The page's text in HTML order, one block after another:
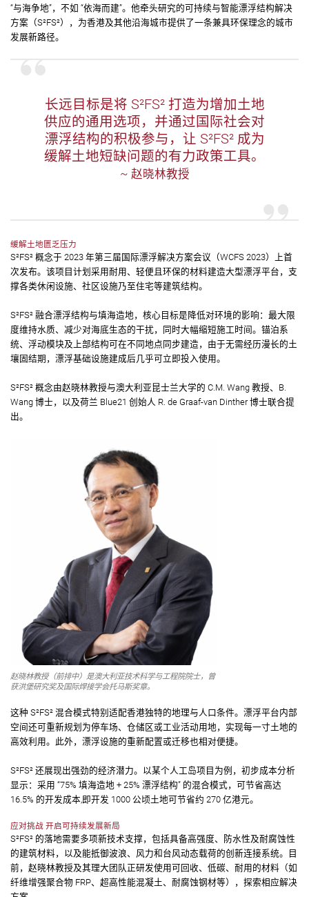
“与海争地”，不如 “依海而建”。他牵头研究的可持续与智能漂浮结构解决
方案（S²FS²），为香港及其他沿海城市提供了一条兼具环保理念的城市
发展新路径。
长远目标是将 S²FS² 打造为增加土地
供应的通用选项，并通过国际社会对
漂浮结构的积极参与，让 S²FS² 成为
缓解土地短缺问题的有力政策工具。
~ 赵晓林教授
缓解土地匮乏压力
S²FS² 概念于 2023 年第三届国际漂浮解决方案会议（WCFS 2023）上首
次发布。该项目计划采用耐用、轻便且环保的材料建造大型漂浮平台，支
撑各类休闲设施、社区设施乃至住宅等建筑结构。
S²FS² 融合漂浮结构与填海造地，核心目标是降低对环境的影响：最大限
度维持水质、减少对海底生态的干扰，同时大幅缩短施工时间。锚泊系
统、浮动模块及上部结构可在不同地点同步建造，由于无需经历漫长的土
壤固结期，漂浮基础设施建成后几乎可立即投入使用。
S²FS² 概念由赵晓林教授与澳大利亚昆士兰大学的 C.M. Wang 教授、B.
Wang 博士，以及荷兰 Blue21 创始人 R. de Graaf-van Dinther 博士联合提
出。
赵晓林教授（前排中）是澳大利亚技术科学与工程院院士，曾
获洪堡研究奖及国际焊接学会托马斯奖章。
这种 S²FS² 混合模式特别适配香港独特的地理与人口条件。漂浮平台内部
空间还可重新规划为停车场、仓储区或工业活动用地，实现每一寸土地的
高效利用。此外，漂浮设施的重新配置或迁移也相对便捷。
S²FS² 还展现出强劲的经济潜力。以某个人工岛项目为例，初步成本分析
显示：采用 “75% 填海造地 + 25% 漂浮结构” 的混合模式，可节省高达
16.5% 的开发成本,即开发 1000 公顷土地可节省约 270 亿港元。
应对挑战 开启可持续发展新局
S²FS² 的落地需要多项新技术支撑，包括具备高强度、防水性及耐腐蚀性
的建筑材料，以及能抵御波浪、风力和台风动态载荷的创新连接系统。目
前，赵晓林教授及其理大团队正研发使用可回收、低碳、耐用的材料（如
纤维增强聚合物 FRP、超高性能混凝土、耐腐蚀钢材等），探索相应解决